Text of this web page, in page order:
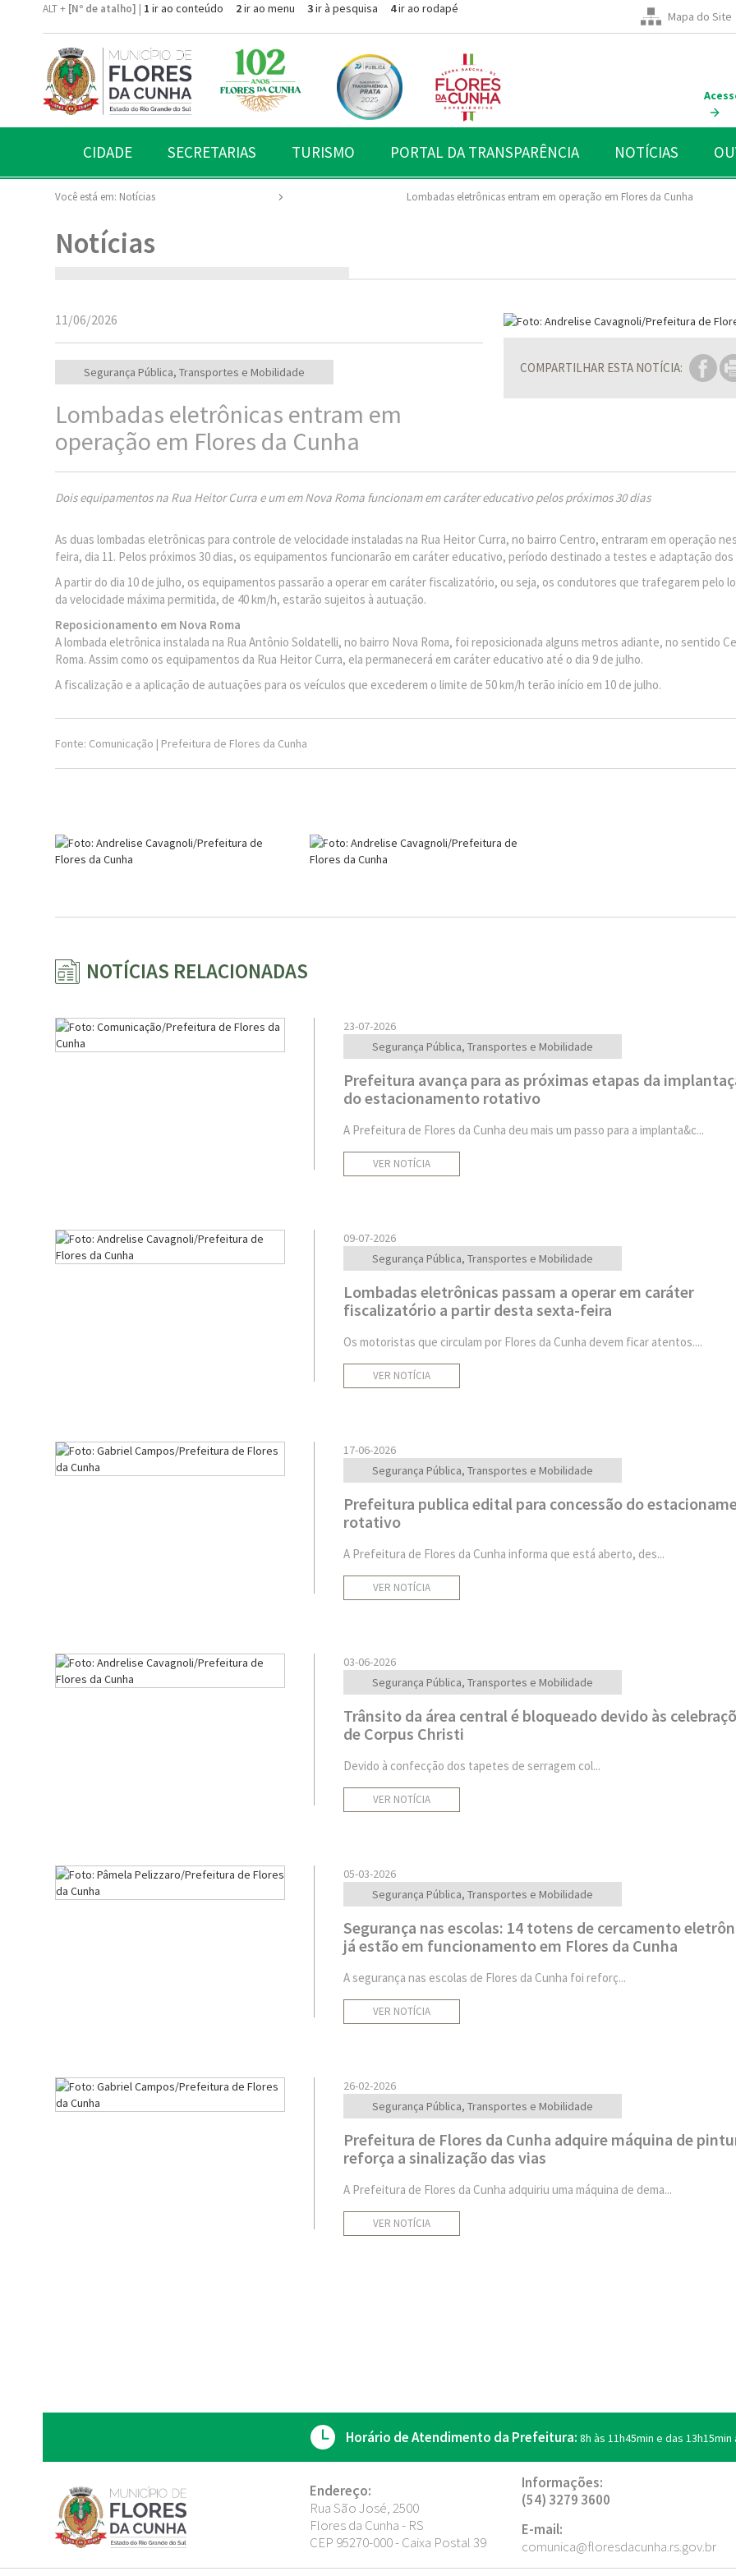
ALT + [Nº de atalho] | 1 ir ao conteúdo 2ir ao menu 3ir à pesquisa 4ir ao rodapé
Mapa do Site
CIDADE SECRETARIAS TURISMO PORTAL DA TRANSPARÊNCIA NOTÍCIAS
Você está em: Notícias Lombadas eletrônicas entram em operação em Flores da Cunha
Notícias
COMPARTILHAR ESTA NOTÍCIA:
11/06/2026
Segurança Pública, Transportes e Mobilidade
Lombadas eletrônicas entram em
operação em Flores da Cunha
Dois equipamentos na Rua Heitor Curra e um em Nova Roma funcionam em caráter educativo pelos próximos 30 dias
As duas lombadas eletrônicas para controle de velocidade instaladas na Rua Heitor Curra, no bairro Centro, entraram em operação
feira, dia 11. Pelos próximos 30 dias, os equipamentos funcionarão em caráter educativo, período destinado a testes e adaptação
A partir do dia 10 de julho, os equipamentos passarão a operar em caráter fiscalizatório, ou seja, os condutores que trafegarem pelo
da velocidade máxima permitida, de 40 km/h, estarão sujeitos à autuação.
Reposicionamento em Nova Roma
A lombada eletrônica instalada na Rua Antônio Soldatelli, no bairro Nova Roma, foi reposicionada alguns metros adiante, no sentido
Roma. Assim como os equipamentos da Rua Heitor Curra, ela permanecerá em caráter educativo até o dia 9 de julho.
A fiscalização e a aplicação de autuações para os veículos que excederem o limite de 50 km/h terão início em 10 de julho.
Fonte: Comunicação | Prefeitura de Flores da Cunha
NOTÍCIAS RELACIONADAS
23-07-2026
Segurança Pública, Transportes e Mobilidade
Prefeitura avança para as próximas etapas da
do estacionamento rotativo
A Prefeitura de Flores da Cunha deu mais um passo para a implanta&c...
VER NOTÍCIA
09-07-2026
Segurança Pública, Transportes e Mobilidade
Lombadas eletrônicas passam a operar em caráter
fiscalizatório a partir desta sexta-feira
Os motoristas que circulam por Flores da Cunha devem ficar atentos....
VER NOTÍCIA
17-06-2026
Segurança Pública, Transportes e Mobilidade
Prefeitura publica edital para concessão do
rotativo
A Prefeitura de Flores da Cunha informa que está aberto, des...
VER NOTÍCIA
03-06-2026
Segurança Pública, Transportes e Mobilidade
Trânsito da área central é bloqueado devido às
de Corpus Christi
Devido à confecção dos tapetes de serragem col...
VER NOTÍCIA
05-03-2026
Segurança Pública, Transportes e Mobilidade
Segurança nas escolas: 14 totens de cercamento
já estão em funcionamento em Flores da Cunha
A segurança nas escolas de Flores da Cunha foi reforç...
VER NOTÍCIA
26-02-2026
Segurança Pública, Transportes e Mobilidade
Prefeitura de Flores da Cunha adquire máquina de
reforça a sinalização das vias
A Prefeitura de Flores da Cunha adquiriu uma máquina de dema...
VER NOTÍCIA
Horário de Atendimento da Prefeitura: 8h às 11h45min e das 13h15min
Endereço:
Rua São José, 2500
Flores da Cunha - RS
CEP 95270-000 - Caixa Postal 39
Informações:
(54) 3279 3600
E-mail:
comunica@floresdacunha.rs.gov.br